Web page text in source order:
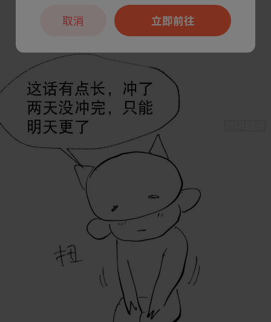
立即前往
取消